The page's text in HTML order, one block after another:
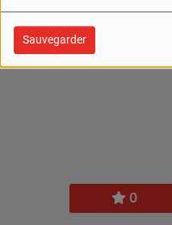
Sauvegarder
0